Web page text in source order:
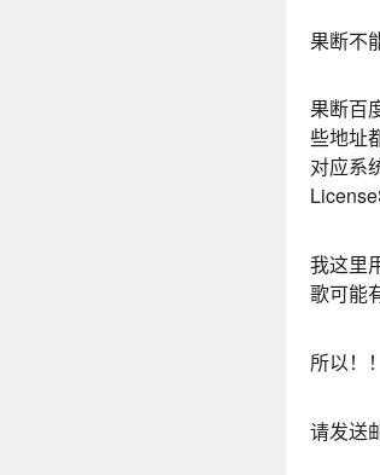
果断不
果断百
些地址
对应系
我这里
歌可能
所以！
请发送